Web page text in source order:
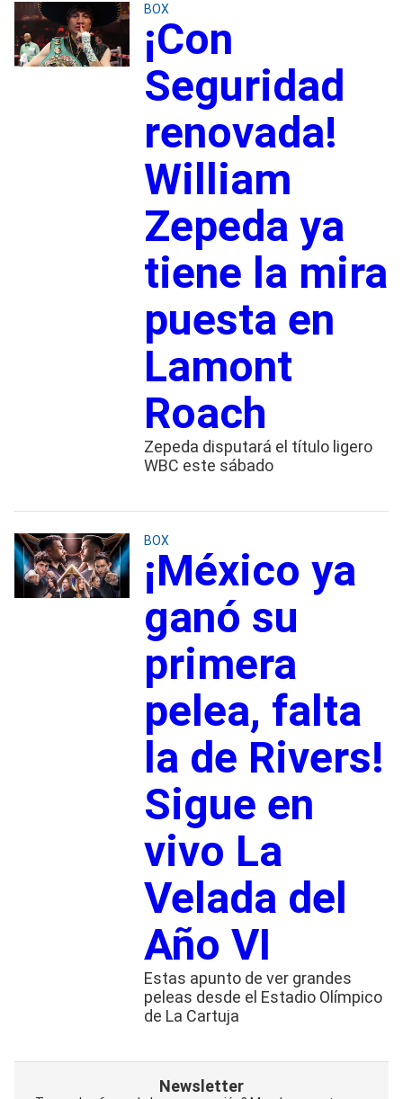
BOX
¡Con
Seguridad
renovada!
William
Zepeda ya
tiene la mira
puesta en
Lamont
Roach
Zepeda disputará el título ligero
WBC este sábado
BOX
¡México ya
ganó su
primera
pelea, falta
la de Rivers!
Sigue en
vivo La
Velada del
Año VI
Estas apunto de ver grandes
peleas desde el Estadio Olímpico
de La Cartuja
Newsletter